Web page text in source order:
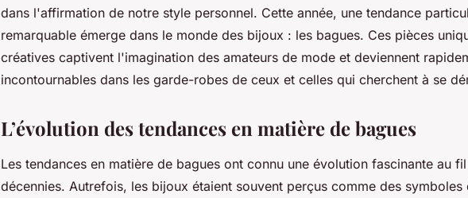
dans l'affirmation de notre style personnel. Cette année, une tendance
remarquable émerge dans le monde des bijoux : les bagues. Ces pièces
créatives captivent l'imagination des amateurs de mode et deviennent
incontournables dans les garde-robes de ceux et celles qui cherchent à se
L’évolution des tendances en matière de bagues
Les tendances en matière de bagues ont connu une évolution fascinante au
décennies. Autrefois, les bijoux étaient souvent perçus comme des symboles